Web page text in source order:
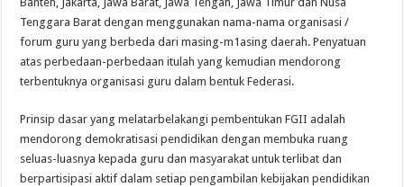
Tenggara Barat dengan menggunakan nama-nama organisasi /
forum guru yang berbeda dari masing-m1asing daerah. Penyatuan
atas perbedaan-perbedaan itulah yang kemudian mendorong
terbentuknya organisasi guru dalam bentuk Federasi.
Prinsip dasar yang melatarbelakangi pembentukan FGII adalah
mendorong demokratisasi pendidikan dengan membuka ruang
seluas-luasnya kepada guru dan masyarakat untuk terlibat dan
berpartisipasi aktif dalam setiap pengambilan kebijakan pendidikan